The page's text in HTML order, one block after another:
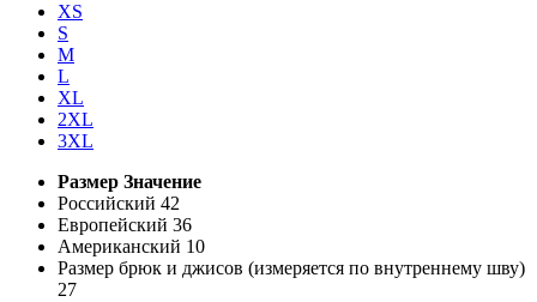
XS
S
M
L
XL
2XL
3XL
Размер Значение
Российский 42
Европейский 36
Американский 10
Размер брюк и джисов (измеряется по внутреннему шву)
27